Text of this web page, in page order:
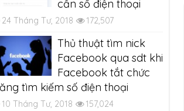
cần số điện thoại
24 Tháng Tư, 2018 172,507
Thủ thuật tìm nick
Facebook qua sdt khi
Facebook tắt chức
tìm kiếm số điện thoại
10 Tháng Tư, 2018 157,024